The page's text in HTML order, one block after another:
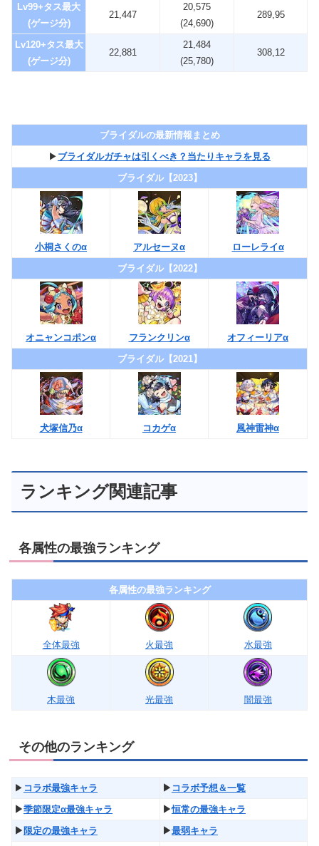
Lv99+タス最大
(ゲージ分)
21,447
20,575
(24,690)
289,95
Lv120+タス最大
(ゲージ分)
22,881
21,484
(25,780)
308,12
ブライダルの最新情報まとめ
▶︎ ブライダルガチャは引くべき？当たりキャラを見る
ブライダル【2023】
小桐さくのα アルセーヌα
ローレライα
ブライダル【2022】
オニャンコポンα フランクリンα
オフィーリアα
ブライダル【2021】
犬塚信乃α コカゲα 風神雷神α
ランキング関連記事
各属性の最強ランキング
各属性の最強ランキング
全体最強 火最強 水最強
木最強 光最強 闇最強
その他のランキング
▶︎ コラボ最強キャラ ▶︎ コラボ予想＆一覧
▶︎季節限定α最強キャラ ▶︎恒常の最強キャラ
▶︎ 限定の最強キャラ ▶︎最弱キャラ